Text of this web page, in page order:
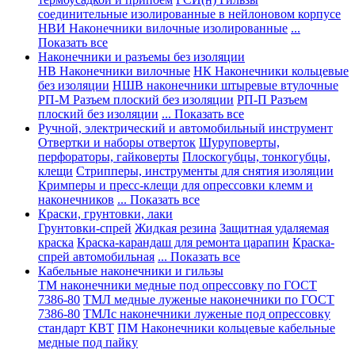
соединительные изолированные в нейлоновом корпусе
НВИ Наконечники вилочные изолированные ...
Показать все
Наконечники и разъемы без изоляции
НВ Наконечники вилочные НК Наконечники кольцевые
без изоляции НШВ наконечники штыревые втулочные
РП-М Разъем плоский без изоляции РП-П Разъем
плоский без изоляции ... Показать все
Ручной, электрический и автомобильный инструмент
Отвертки и наборы отверток Шуруповерты,
перфораторы, гайковерты Плоскогубцы, тонкогубцы,
клещи Стрипперы, инструменты для снятия изоляции
Кримперы и пресс-клещи для опрессовки клемм и
наконечников ... Показать все
Краски, грунтовки, лаки
Грунтовки-спрей Жидкая резина Защитная удаляемая
краска Краска-карандаш для ремонта царапин Краска-
спрей автомобильная ... Показать все
Кабельные наконечники и гильзы
ТМ наконечники медные под опрессовку по ГОСТ
7386-80 ТМЛ медные луженые наконечники по ГОСТ
7386-80 ТМЛс наконечники луженые под опрессовку
стандарт КВТ ПМ Наконечники кольцевые кабельные
медные под пайку